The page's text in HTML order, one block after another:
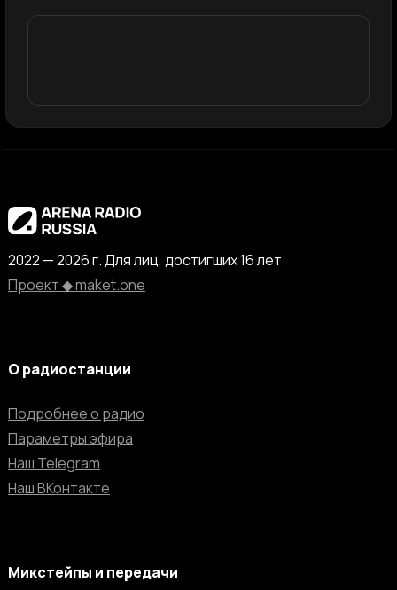
2022 — 2026 г. Для лиц, достигших 16 лет
Проект ◆ maket.one
О радиостанции
Подробнее о радио
Параметры эфира
Наш Telegram
Наш ВКонтакте
Микстейпы и передачи